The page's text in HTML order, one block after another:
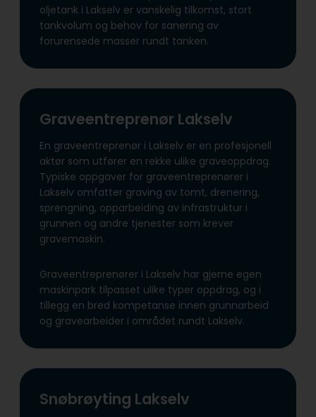
oljetank i Lakselv er vanskelig tilkomst, stort
tankvolum og behov for sanering av
forurensede masser rundt tanken.
Graveentreprenør Lakselv
En graveentreprenør i Lakselv er en profesjonell
aktør som utfører en rekke ulike graveoppdrag.
Typiske oppgaver for graveentreprenører i
Lakselv omfatter graving av tomt, drenering,
sprengning, opparbeiding av infrastruktur i
grunnen og andre tjenester som krever
gravemaskin.
Graveentreprenører i Lakselv har gjerne egen
maskinpark tilpasset ulike typer oppdrag, og i
tillegg en bred kompetanse innen grunnarbeid
og gravearbeider i området rundt Lakselv.
Snøbrøyting Lakselv